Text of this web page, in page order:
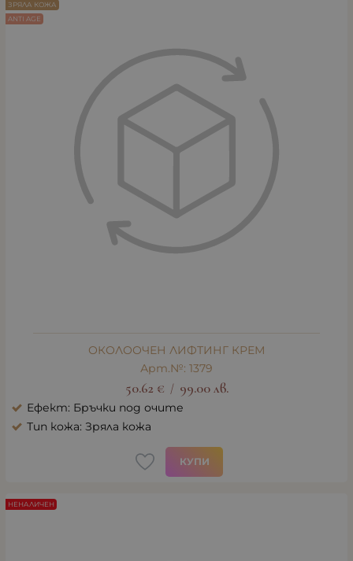
ОКОЛООЧЕН ЛИФТИНГ КРЕМ
Арт.№: 1379
50.62 € / 99.00 лв.
Ефект: Бръчки под очите
Тип кожа: Зряла кожа
КУПИ
ЗРЯЛА КОЖА
ANTI AGE
НЕНАЛИЧЕН